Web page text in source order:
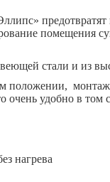
помещения
стали и из
положении,
удобно в
нагрева